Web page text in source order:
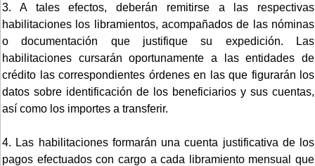
3. A tales efectos, deberán remitirse a las respectivas
habilitaciones los libramientos, acompañados de las nóminas
o documentación que justifique su expedición. Las
habilitaciones cursarán oportunamente a las entidades de
crédito las correspondientes órdenes en las que figurarán los
datos sobre identificación de los beneficiarios y sus cuentas,
así como los importes a transferir.
4. Las habilitaciones formarán una cuenta justificativa de los
pagos efectuados con cargo a cada libramiento mensual que